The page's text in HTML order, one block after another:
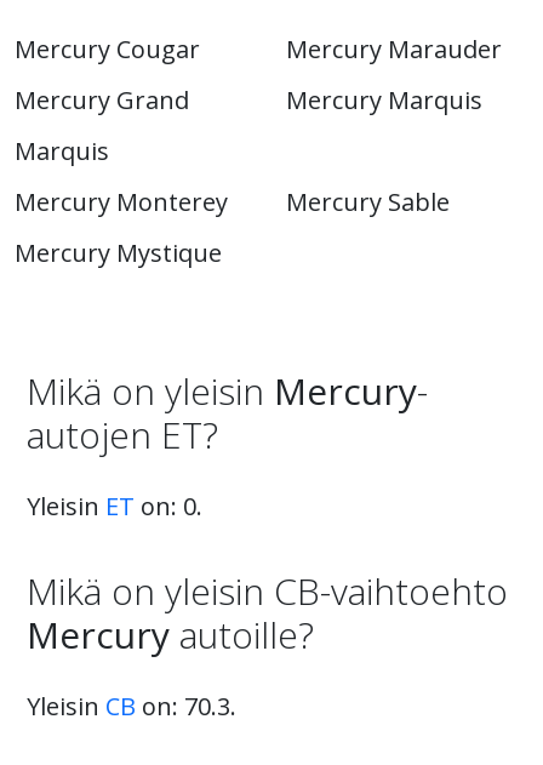
Mercury Cougar
Mercury Grand
Marquis
Mercury Marauder
Mercury Marquis
Mercury Monterey
Mercury Mystique
Mercury Sable
Mikä on yleisin Mercury-
autojen ET?
Yleisin ET on: 0.
Mikä on yleisin CB-vaihtoehto
Mercury autoille?
Yleisin CB on: 70.3.